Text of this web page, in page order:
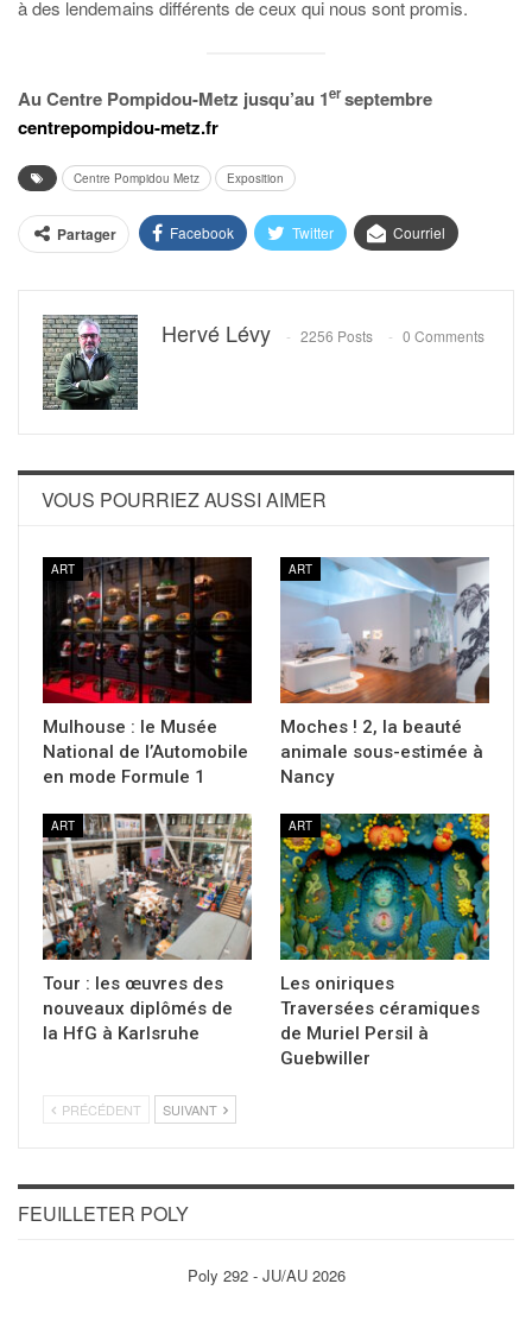
à des lendemains différents de ceux qui nous sont promis.
Au Centre Pompidou-Metz jusqu’au 1erseptembre
centrepompidou-metz.fr
Centre Pompidou Metz Exposition
Partager Facebook Twitter Courriel
Hervé Lévy 2256 Posts 0 Comments
VOUS POURRIEZ AUSSI AIMER
ART
Mulhouse : le Musée
National de l’Automobile
en mode Formule 1
ART
Moches ! 2, la beauté
animale sous-estimée à
Nancy
ART
Tour : les œuvres des
nouveaux diplômés de
la HfG à Karlsruhe
ART
Les oniriques
Traversées céramiques
de Muriel Persil à
Guebwiller
PRÉCÉDENT SUIVANT
FEUILLETER POLY
Poly 292 - JU/AU 2026